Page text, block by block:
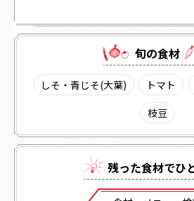
旬の⾷材
しそ・青じそ(大葉) トマト
枝豆
残った⾷材でひ